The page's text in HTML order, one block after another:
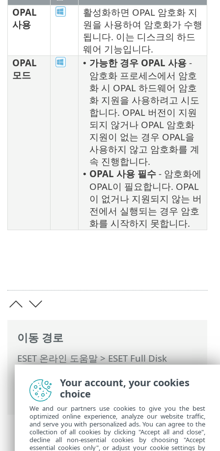
이동 경로
ESET 온라인 도움말>ESET Full Disk
>ESET Full Disk Encryption 활성화 및
구성> 암호화 옵션
OPAL
사용
활성화하면 OPAL 암호화 지
원을 사용하여 암호화가 수행
됩니다. 이는 디스크의 하드
웨어 기능입니다.
OPAL
모드
• 가능한 경우 OPAL 사용 -
암호화 프로세스에서 암호
화 시 OPAL 하드웨어 암호
화 지원을 사용하려고 시도
합니다. OPAL 버전이 지원
되지 않거나 OPAL 암호화
지원이 없는 경우 OPAL을
사용하지 않고 암호화를 계
속 진행합니다.
• OPAL 사용 필수 - 암호화에
OPAL이 필요합니다. OPAL
이 없거나 지원되지 않는 버
전에서 실행되는 경우 암호
화를 시작하지 못합니다.
Your account, your cookies
choice
We and our partners use cookies to give you the best
optimized online experience, analyze our website traffic,
and serve you with personalized ads. You can agree to the
collection of all cookies by clicking "Accept all and close",
decline all non-essential cookies by choosing "Accept
essential cookies only", or adjust your cookie settings by